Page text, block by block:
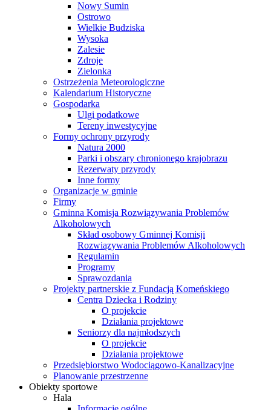
Nowy Sumin
Ostrowo
Wielkie Budziska
Wysoka
Zalesie
Zdroje
Zielonka
Ostrzeżenia Meteorologiczne
Kalendarium Historyczne
Gospodarka
Ulgi podatkowe
Tereny inwestycyjne
Formy ochrony przyrody
Natura 2000
Parki i obszary chronionego krajobrazu
Rezerwaty przyrody
Inne formy
Organizacje w gminie
Firmy
Gminna Komisja Rozwiązywania Problemów
Alkoholowych
Skład osobowy Gminnej Komisji
Rozwiązywania Problemów Alkoholowych
Regulamin
Programy
Sprawozdania
Projekty partnerskie z Fundacją Komeńskiego
Centra Dziecka i Rodziny
O projekcie
Działania projektowe
Seniorzy dla najmłodszych
O projekcie
Działania projektowe
Przedsiębiorstwo Wodociągowo-Kanalizacyjne
Planowanie przestrzenne
Obiekty sportowe
Hala